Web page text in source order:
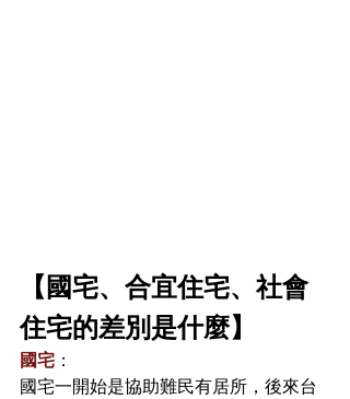
【國宅、合宜住宅、社會
住宅的差別是什麼】
國宅 ：
國宅一開始是協助難民有居所，後來台